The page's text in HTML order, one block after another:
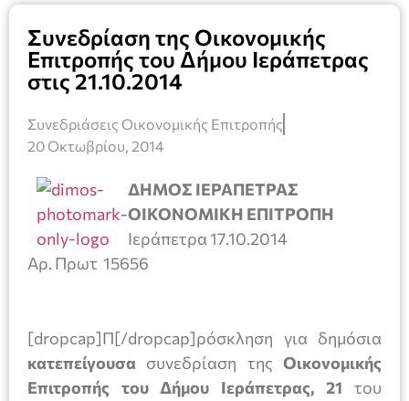
Συνεδρίαση της Οικονομικής
Επιτροπής του Δήμου Ιεράπετρας
στις 21.10.2014
Συνεδριάσεις Οικονομικής Επιτροπής
20 Οκτωβρίου, 2014
ΔΗΜΟΣ ΙΕΡΑΠΕΤΡΑΣ
ΟΙΚΟΝΟΜΙΚΗ ΕΠΙΤΡΟΠΗ
Ιεράπετρα 17.10.2014
Αρ. Πρωτ 15656
[dropcap]Π[/dropcap]ρόσκληση για δημόσια
κατεπείγουσα συνεδρίαση της Οικονομικής
Επιτροπής του Δήμου Ιεράπετρας, 21
του